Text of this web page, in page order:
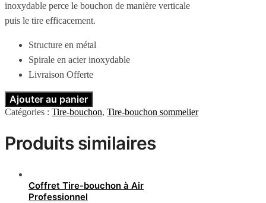
inoxydable perce le bouchon de manière verticale
puis le tire efficacement.
Structure en métal
Spirale en acier inoxydable
Livraison Offerte
Ajouter au panier
Catégories : Tire-bouchon, Tire-bouchon sommelier
Produits similaires
Coffret Tire-bouchon à Air
Professionnel